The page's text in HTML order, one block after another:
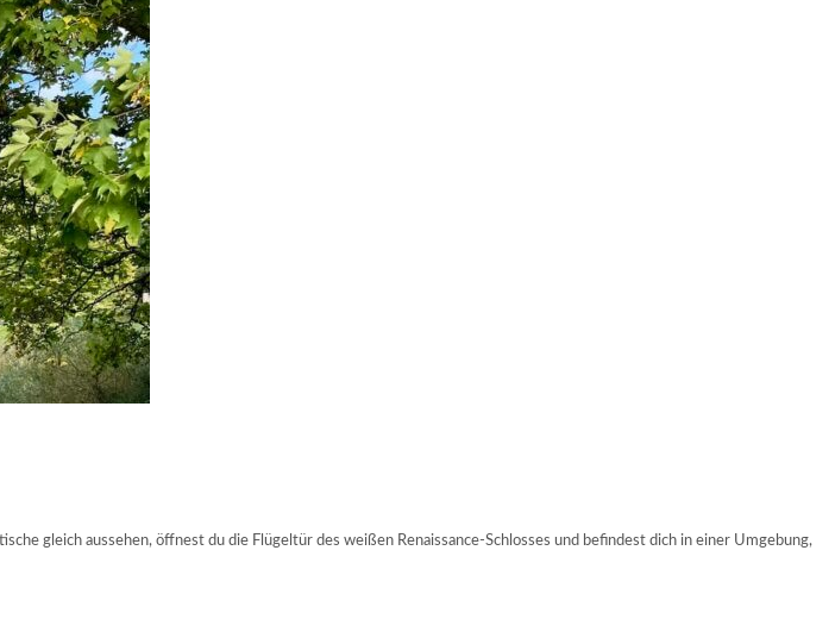
gleich aussehen, öffnest du die Flügeltür des weißen Renaissance-Schlosses und befindest dich in einer Umgebung,